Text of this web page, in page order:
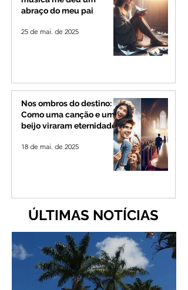
abraço do meu pai
25 de mai. de 2025
Nos ombros do destino:
Como uma canção e um
beijo viraram eternidade
18 de mai. de 2025
ÚLTIMAS NOTÍCIAS